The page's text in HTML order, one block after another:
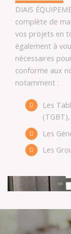
DIAIS
complète de
vos projets en
également à
nécessaires
conforme aux
notamment :
Les
(TGBT),
Les
Les